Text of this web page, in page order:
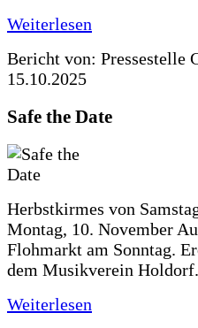
Weiterlesen
Bericht von: Pressestelle
15.10.2025
Safe the Date
Herbstkirmes von
Montag, 10. November
Flohmarkt am Sonntag.
dem Musikverein
Weiterlesen